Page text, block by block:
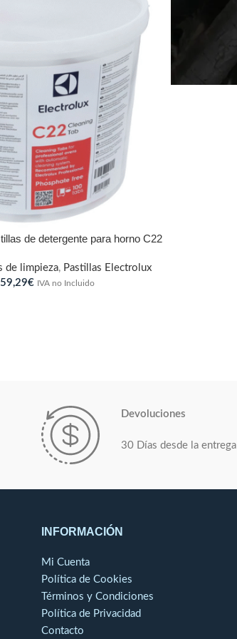
de detergente para horno C22
de limpieza, Pastillas Electrolux
59,29€ IVA no Incluido
Devoluciones
30 Días desde la entrega
INFORMACIÓN
Mi Cuenta
Política de Cookies
Términos y Condiciones
Política de Privacidad
Contacto